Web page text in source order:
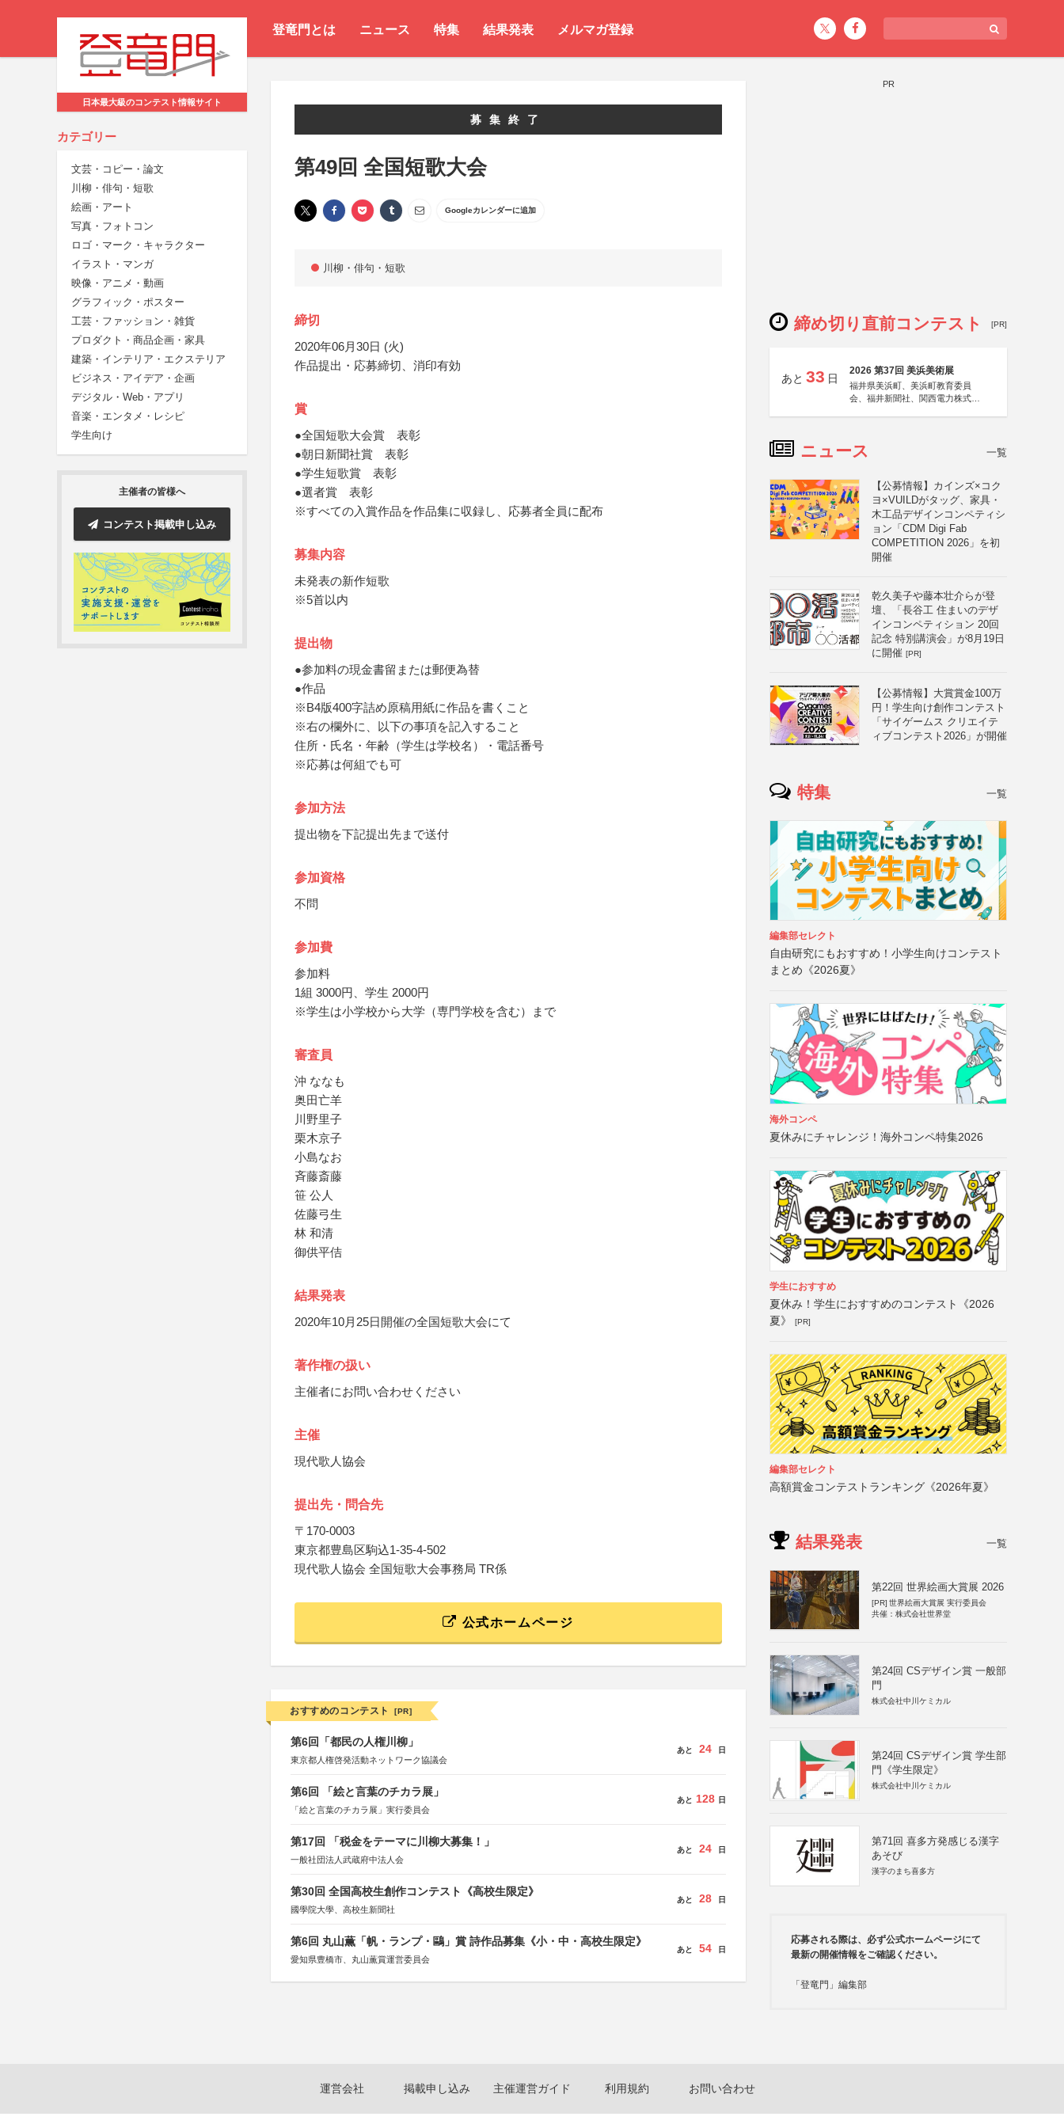
登竜門とは ニュース 特集 結果発表 メルマガ登録
日本最大級のコンテスト情報サイト
カテゴリー
文芸・コピー・論文
川柳・俳句・短歌
絵画・アート
写真・フォトコン
ロゴ・マーク・キャラクター
イラスト・マンガ
映像・アニメ・動画
グラフィック・ポスター
工芸・ファッション・雑貨
プロダクト・商品企画・家具
建築・インテリア・エクステリア
ビジネス・アイデア・企画
デジタル・Web・アプリ
音楽・エンタメ・レシピ
学生向け
主催者の皆様へ
コンテスト掲載申し込み
募集終了
第49回 全国短歌大会
Googleカレンダーに追加
川柳・俳句・短歌
締切
2020年06月30日 (火)
作品提出・応募締切、消印有効
賞
●全国短歌大会賞 表彰
●朝日新聞社賞 表彰
●学生短歌賞 表彰
●選者賞 表彰
※すべての入賞作品を作品集に収録し、応募者全員に配布
募集内容
未発表の新作短歌
※5首以内
提出物
●参加料の現金書留または郵便為替
●作品
※B4版400字詰め原稿用紙に作品を書くこと
※右の欄外に、以下の事項を記入すること
住所・氏名・年齢（学生は学校名）・電話番号
※応募は何組でも可
参加方法
提出物を下記提出先まで送付
参加資格
不問
参加費
参加料
1組 3000円、学生 2000円
※学生は小学校から大学（専門学校を含む）まで
審査員
沖 ななも
奥田亡羊
川野里子
栗木京子
小島なお
斉藤斎藤
笹 公人
佐藤弓生
林 和清
御供平佶
結果発表
2020年10月25日開催の全国短歌大会にて
著作権の扱い
主催者にお問い合わせください
主催
現代歌人協会
提出先・問合先
〒170-0003
東京都豊島区駒込1-35-4-502
現代歌人協会 全国短歌大会事務局 TR係
公式ホームページ
おすすめのコンテスト [PR]
第6回「都民の人権川柳」
東京都人権啓発活動ネットワーク協議会
あと 24 日
第6回 「絵と言葉のチカラ展」
「絵と言葉のチカラ展」実行委員会
あと 128 日
第17回 「税金をテーマに川柳大募集！」
一般社団法人武蔵府中法人会
あと 24 日
第30回 全国高校生創作コンテスト《高校生限定》
國學院大學、高校生新聞社
あと 28 日
第6回 丸山薫「帆・ランプ・鷗」賞 詩作品募集《小・中・高校生限定》
愛知県豊橋市、丸山薫賞運営委員会
あと 54 日
PR
締め切り直前コンテスト [PR]
あと 33 日
2026 第37回 美浜美術展
福井県美浜町、美浜町教育委員
会、福井新聞社、関西電力株式会
ニュース 一覧
【公募情報】カインズ×コク
ヨ×VUILDがタッグ、家具・
木工品デザインコンペティシ
ョン「CDM Digi Fab
COMPETITION 2026」を初
開催
乾久美子や藤本壮介らが登
壇、「長谷工 住まいのデザ
インコンペティション 20回
記念 特別講演会」が8月19日
に開催 [PR]
【公募情報】大賞賞金100万
円！学生向け創作コンテスト
「サイゲームス クリエイテ
ィブコンテスト2026」が開催
特集 一覧
編集部セレクト
自由研究にもおすすめ！小学生向けコンテスト
まとめ《2026夏》
海外コンペ
夏休みにチャレンジ！海外コンペ特集2026
学生におすすめ
夏休み！学生におすすめのコンテスト《2026
夏》
[PR]
編集部セレクト
高額賞金コンテストランキング《2026年夏》
結果発表 一覧
第22回 世界絵画大賞展 2026
[PR] 世界絵画大賞展 実行委員会
共催：株式会社世界堂
第24回 CSデザイン賞 一般部
門
株式会社中川ケミカル
第24回 CSデザイン賞 学生部
門《学生限定》
株式会社中川ケミカル
第71回 喜多方発感じる漢字
あそび
漢字のまち喜多方
応募される際は、必ず公式ホームページにて
最新の開催情報をご確認ください。
「登竜門」編集部
運営会社 掲載申し込み 主催運営ガイド 利用規約 お問い合わせ